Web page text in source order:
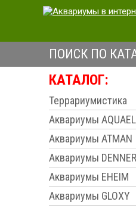
ПОИСК ПО
КАТАЛОГ:
Террариумистика
Аквариумы AQUAEL
Аквариумы ATMAN
Аквариумы
Аквариумы EHEIM
Аквариумы GLOXY